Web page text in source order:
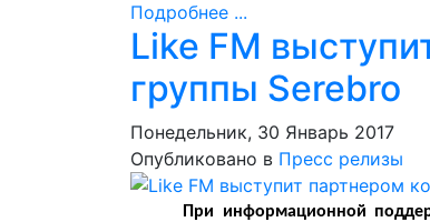
Подробнее ...
Like FM
группы Serebro
Понедельник, 30 Январь 2017
Опубликовано в Пресс релизы
При информационной